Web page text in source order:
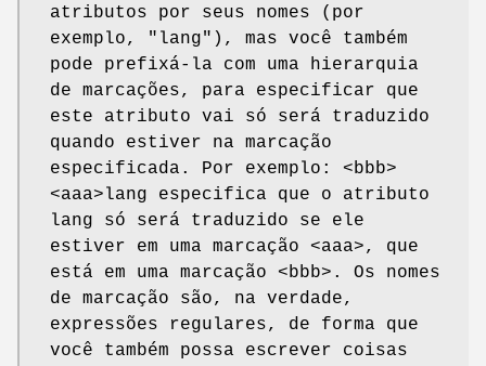
atributos por seus nomes (por
exemplo, "lang"), mas você também
pode prefixá-la com uma hierarquia
de marcações, para especificar que
este atributo vai só será traduzido
quando estiver na marcação
especificada. Por exemplo: <bbb>
<aaa>lang especifica que o atributo
lang só será traduzido se ele
estiver em uma marcação <aaa>, que
está em uma marcação <bbb>. Os nomes
de marcação são, na verdade,
expressões regulares, de forma que
você também possa escrever coisas